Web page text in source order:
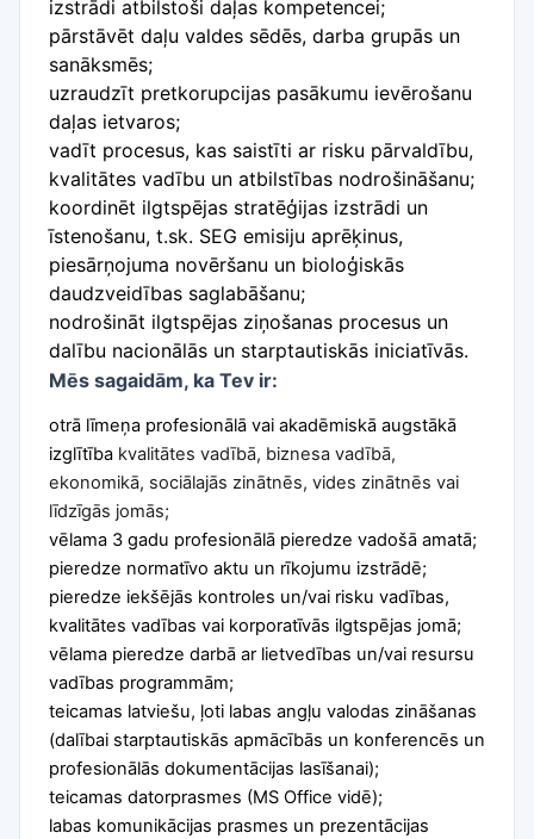
izstrādi atbilstoši daļas kompetencei;
pārstāvēt daļu valdes sēdēs, darba grupās un
sanāksmēs;
uzraudzīt pretkorupcijas pasākumu ievērošanu
daļas ietvaros;
vadīt procesus, kas saistīti ar risku pārvaldību,
kvalitātes vadību un atbilstības nodrošināšanu;
koordinēt ilgtspējas stratēģijas izstrādi un
īstenošanu, t.sk. SEG emisiju aprēķinus,
piesārņojuma novēršanu un bioloģiskās
daudzveidības saglabāšanu;
nodrošināt ilgtspējas ziņošanas procesus un
dalību nacionālās un starptautiskās iniciatīvās.
Mēs sagaidām, ka Tev ir:
otrā līmeņa profesionālā vai akadēmiskā augstākā
izglītība kvalitātes vadībā, biznesa vadībā,
ekonomikā, sociālajās zinātnēs, vides zinātnēs vai
līdzīgās jomās;
vēlama 3 gadu profesionālā pieredze vadošā amatā;
pieredze normatīvo aktu un rīkojumu izstrādē;
pieredze iekšējās kontroles un/vai risku vadības,
kvalitātes vadības vai korporatīvās ilgtspējas jomā;
vēlama pieredze darbā ar lietvedības un/vai resursu
vadības programmām;
teicamas latviešu, ļoti labas angļu valodas zināšanas
(dalībai starptautiskās apmācībās un konferencēs un
profesionālās dokumentācijas lasīšanai);
teicamas datorprasmes (MS Office vidē);
labas komunikācijas prasmes un prezentācijas